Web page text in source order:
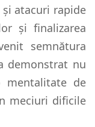
și atacuri rapide
și finalizarea
semnătura
demonstrat nu
de
meciuri dificile